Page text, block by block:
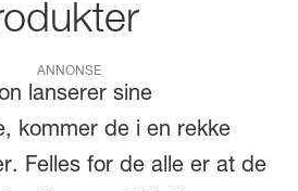
ANNONSE
lanserer sine
kommer de i en rekke
Felles for de alle er at de